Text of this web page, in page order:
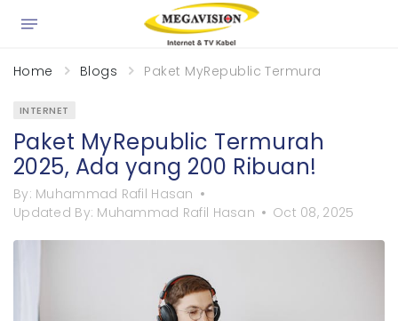
Home Blogs Paket MyRepublic Termurah 2025,
INTERNET
Paket MyRepublic Termurah
2025, Ada yang 200 Ribuan!
By: Muhammad Rafil Hasan
Updated By: Muhammad Rafil Hasan Oct 08, 2025